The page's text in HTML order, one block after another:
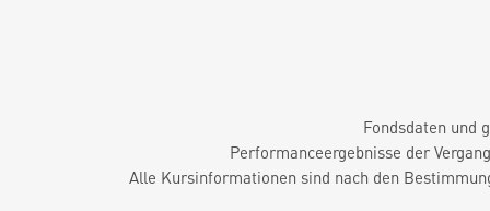
Fondsdaten und
Performanceergebnisse der
Alle Kursinformationen sind nach den